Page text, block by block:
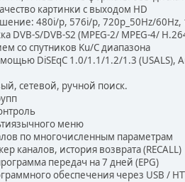
картинки с выходом HD
480i/p, 576i/p, 720p_50Hz/60Hz,
DVB-S/DVB-S2 (MPEG-2/ MPEG-4/
со спутников Ku/C диапазона
DiSEqC 1.0/1.1/1.2/1.3 (USALS),
сетевой, ручной поиск.
меню
по многочисленным параметрам
каналов, история возврата (RECALL)
передач на 7 дней (EPG)
обеспечения через USB /